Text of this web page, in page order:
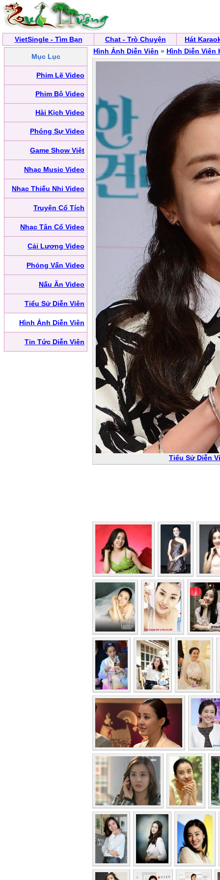
VietSingle - Tìm Bạn Chat - Trò Chuyện Hát
Mục Lục
Phim Lẽ Video
Phim Bộ Video
Hài Kịch Video
Phóng Sự Video
Game Show Việt
Nhạc Music Video
Nhạc Thiếu Nhi Video
Truyện Cổ Tích
Nhạc Tân Cổ Video
Cải Lương Video
Phỏng Vấn Video
Nấu Ăn Video
Tiểu Sử Diễn Viên
Hình Ảnh Diễn Viên
Tin Tức Diễn Viên
Hình Ảnh Diễn Viên » Hình Diễn Viên
Tiểu Sử Diễn